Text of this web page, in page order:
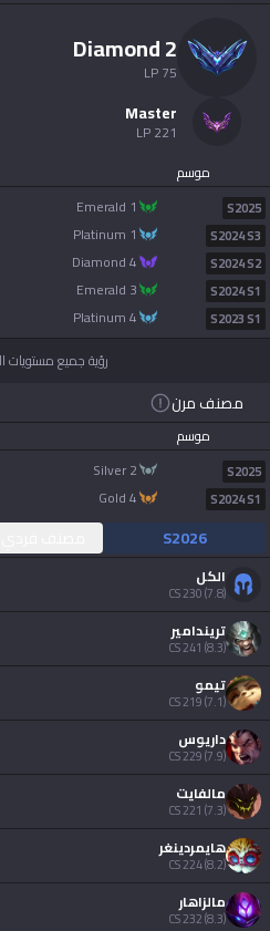
diamond 2
75
master
221
موسم
S2025
emerald 1
S2024 S3
platinum 1
S2024 S2
diamond 4
S2024 S1
emerald 3
S2023 S1
platinum 4
رؤية جميع مستويات
مصنف مرن
موسم
S2025
silver 2
S2024 S1
gold 4
S2026
الكل
CS230(7.8)
تريندامير
CS241 (8.3)
تيمو
CS219(7.1)
داريوس
CS229(7.9)
مالفايت
CS221 (7.3)
هايمردينغر
CS224(8.2)
مالزاهار
CS232(8.3)
Desktop
Gigs
New
Streamer
Apps
AllT
Valorant
Gigs
TalkG
Esports
Nederlands
dansk
Svenska
Norsk
русский язык
suomi
Türkçe
limba română
português
简体中文
繁體中文
српски језик
italiano
ไทย